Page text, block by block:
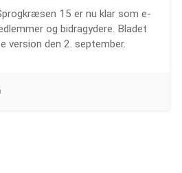
15 er nu klar som e-
og bidragydere. Bladet
version den 2. september.